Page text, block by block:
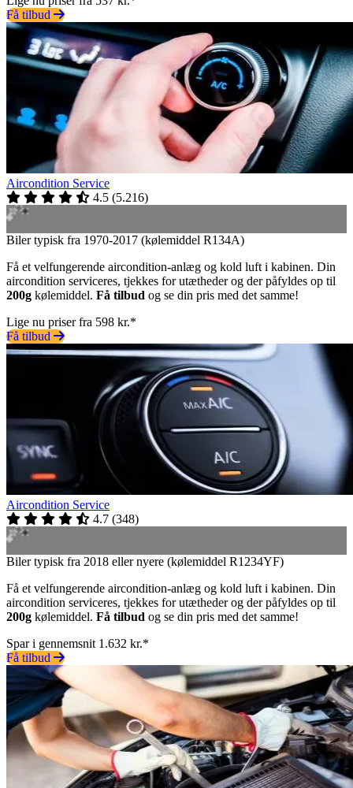
Få tilbud
Aircondition Service
4.5 (5.216)
Biler typisk fra 1970-2017 (kølemiddel R134A)
Få et velfungerende aircondition-anlæg og kold luft i kabinen. Din
aircondition serviceres, tjekkes for utætheder og der påfyldes op til
200g kølemiddel. Få tilbud og se din pris med det samme!
Lige nu priser fra 598 kr.*
Få tilbud
Aircondition Service
4.7 (348)
Biler typisk fra 2018 eller nyere (kølemiddel R1234YF)
Få et velfungerende aircondition-anlæg og kold luft i kabinen. Din
aircondition serviceres, tjekkes for utætheder og der påfyldes op til
200g kølemiddel. Få tilbud og se din pris med det samme!
Spar i gennemsnit 1.632 kr.*
Få tilbud